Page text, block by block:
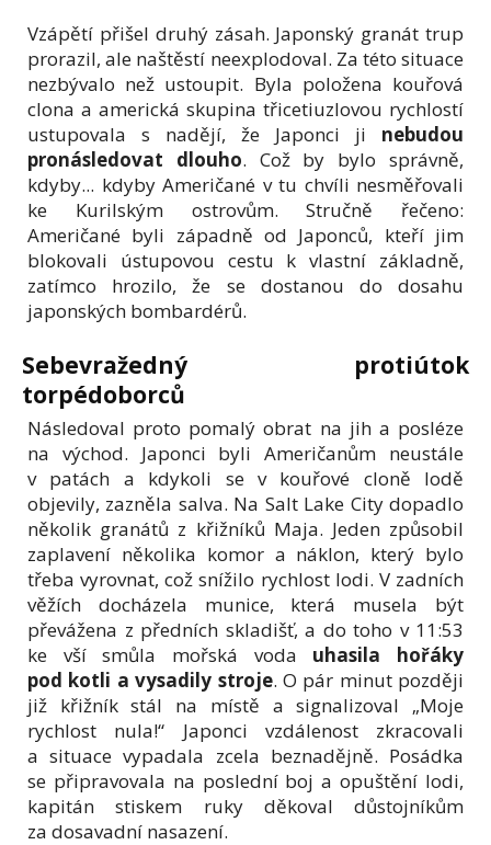
Vzápětí přišel druhý zásah. Japonský granát trup
prorazil, ale naštěstí neexplodoval. Za této situace
nezbývalo než ustoupit. Byla položena kouřová
clona a americká skupina třicetiuzlovou rychlostí
ustupovala s nadějí, že Japonci ji nebudou
pronásledovat dlouho. Což by bylo správně,
kdyby... kdyby Američané v tu chvíli nesměřovali
ke Kurilským ostrovům. Stručně řečeno:
Američané byli západně od Japonců, kteří jim
blokovali ústupovou cestu k vlastní základně,
zatímco hrozilo, že se dostanou do dosahu
japonských bombardérů.
Sebevražedný protiútok
torpédoborců
Následoval proto pomalý obrat na jih a posléze
na východ. Japonci byli Američanům neustále
v patách a kdykoli se v kouřové cloně lodě
objevily, zazněla salva. Na Salt Lake City dopadlo
několik granátů z křižníků Maja. Jeden způsobil
zaplavení několika komor a náklon, který bylo
třeba vyrovnat, což snížilo rychlost lodi. V zadních
věžích docházela munice, která musela být
převážena z předních skladišť, a do toho v 11:53
ke vší smůla mořská voda uhasila hořáky
pod kotli a vysadily stroje. O pár minut později
již křižník stál na místě a signalizoval „Moje
rychlost nula!“ Japonci vzdálenost zkracovali
a situace vypadala zcela beznadějně. Posádka
se připravovala na poslední boj a opuštění lodi,
kapitán stiskem ruky děkoval důstojníkům
za dosavadní nasazení.